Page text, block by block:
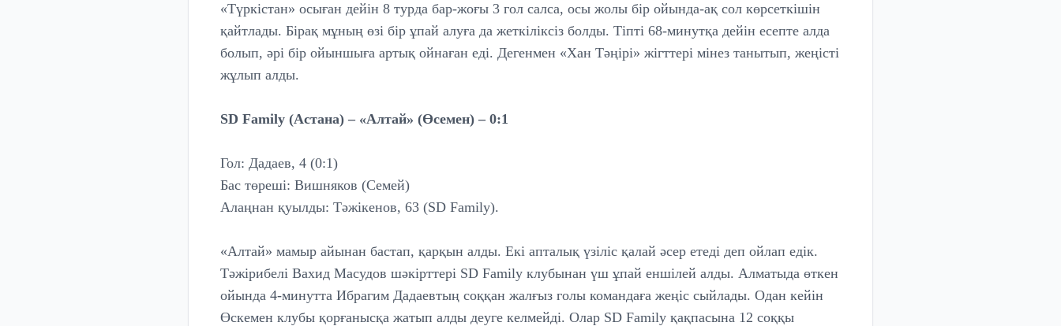
«Түркістан» осыған дейін 8 турда бар-жоғы 3 гол салса, осы жолы бір ойында-ақ сол көрсеткішін
қайтлады. Бірақ мұның өзі бір ұпай алуға да жеткіліксіз болды. Тіпті 68-минутқа дейін есепте алда
болып, әрі бір ойыншыға артық ойнаған еді. Дегенмен «Хан Тәңірі» жігттері мінез танытып, жеңісті
жұлып алды.
SD Family (Астана) – «Алтай» (Өсемен) – 0:1
Гол: Дадаев, 4 (0:1)
Бас төреші: Вишняков (Семей)
Алаңнан қуылды: Тәжікенов, 63 (SD Family).
«Алтай» мамыр айынан бастап, қарқын алды. Екі апталық үзіліс қалай әсер етеді деп ойлап едік.
Тәжірибелі Вахид Масудов шәкірттері SD Family клубынан үш ұпай еншілей алды. Алматыда өткен
ойында 4-минутта Ибрагим Дадаевтың соққан жалғыз голы командаға жеңіс сыйлады. Одан кейін
Өскемен клубы қорғанысқа жатып алды деуге келмейді. Олар SD Family қақпасына 12 соққы